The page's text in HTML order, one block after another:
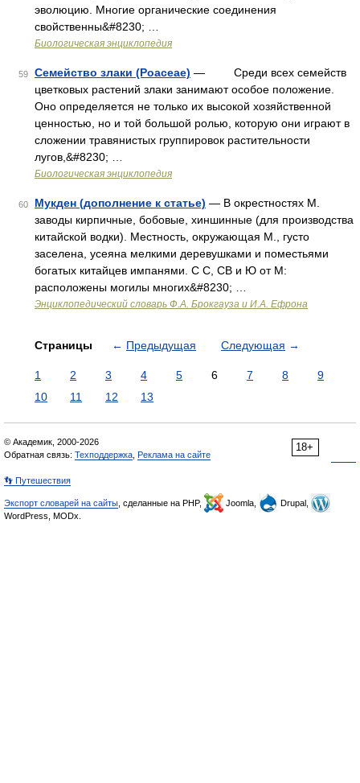
эволюцию. Многие органические соединения
свойственны&#8230; …
Биологическая энциклопедия
59 Семейство злаки (Poaceae) — Среди всех семейств
цветковых растений злаки занимают особое положение.
Оно определяется не только их высокой хозяйственной
ценностью, но и той большой ролью, которую они играют в
сложении травянистых группировок растительности
лугов,&#8230; …
Биологическая энциклопедия
60 Мукден (дополнение к статье) — В окрестностях М.
заводы кирпичные, бобовые, хиншинные (для производства
китайской водки). Местность, окружающая M., густо
заселена, усеяна мелкими деревушками и поместьями
богатых китайцев импанями. С С, СВ и Ю от М:
расположены могилы многих&#8230; …
Энциклопедический словарь Ф.А. Брокгауза и И.А. Ефрона
Страницы ← Предыдущая Следующая →
1 2 3 4 5 6 7 8
9
10
11 12 13
18+
© Академик, 2000-2026
Обратная связь: Техподдержка Реклама на сайте
👣 Путешествия
Экспорт словарей на сайты , сделанные на PHP, Joomla,
Drupal,
WordPress, MODx.